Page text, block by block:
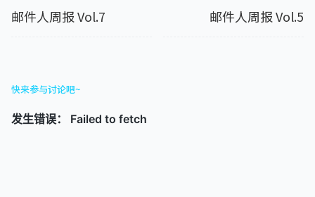
邮件人周报 Vol.7 邮件人周报 Vol.5
快来参与讨论吧~